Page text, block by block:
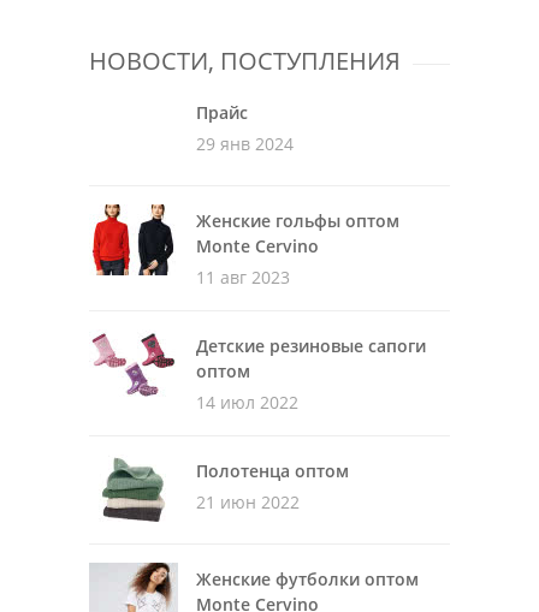
НОВОСТИ, ПОСТУПЛЕНИЯ
Прайс
29 янв 2024
Женские гольфы оптом
Monte Cervino
11 авг 2023
Детские резиновые сапоги
оптом
14 июл 2022
Полотенца оптом
21 июн 2022
Женские футболки оптом
Monte Cervino